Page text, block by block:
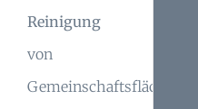
Reinigung
von
Gemeinschaftsflächen